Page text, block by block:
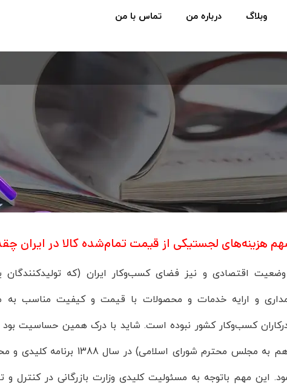
وبلاگ درباره من تماس با من
هزینه‌های لجستیکی از قیمت تمام‌شده کالا در ایران
اقتصادی و نیز فضای کسب‌وکار ایران (که
و ارایه خدمات و محصولات با قیمت و کیفیت مناسب به
کسب‌وکار کشور نبوده است. شاید با درک همین حساسیت
دولت دهم به مجلس محترم
این مهم باتوجه به مسئولیت کلیدی وزارت بازرگانی در کنترل